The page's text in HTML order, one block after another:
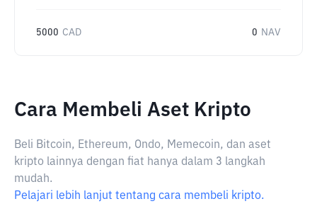
5000 CAD 0 NAV
Cara Membeli Aset Kripto
Beli Bitcoin, Ethereum, Ondo, Memecoin, dan aset
kripto lainnya dengan fiat hanya dalam 3 langkah
mudah.
Pelajari lebih lanjut tentang cara membeli kripto.